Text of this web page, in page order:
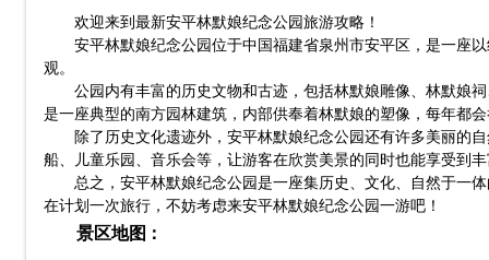
欢迎来到最新安平林默娘纪念公园旅游攻略！
安平林默娘纪念公园位于中国福建省泉州市安平区，是一座
观。
公园内有丰富的历史文物和古迹，包括林默娘雕像、林默娘
是一座典型的南方园林建筑，内部供奉着林默娘的塑像，每年都
除了历史文化遗迹外，安平林默娘纪念公园还有许多美丽的
船、儿童乐园、音乐会等，让游客在欣赏美景的同时也能享受到
总之，安平林默娘纪念公园是一座集历史、文化、自然于一
在计划一次旅行，不妨考虑来安平林默娘纪念公园一游吧！
景区地图：